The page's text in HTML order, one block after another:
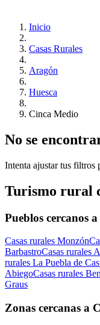
Inicio
Casas Rurales
Aragón
Huesca
Cinca Medio
No se
Intenta ajustar tus filtros
Turismo rural
Pueblos cercanos
Casas rurales Monzón
BarbastroCasas rurales
rurales La Puebla de
AbiegoCasas rurales
Graus
Zonas cercanas a